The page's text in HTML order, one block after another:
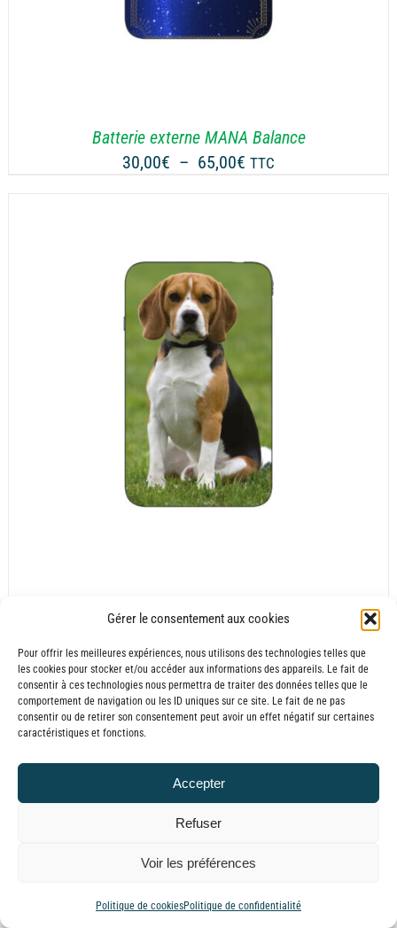
Gérer le consentement aux cookies
Pour offrir les meilleures expériences, nous utilisons des technologies telles que
les cookies pour stocker et/ou accéder aux informations des appareils. Le fait de
consentir à ces technologies nous permettra de traiter des données telles que le
comportement de navigation ou les ID uniques sur ce site. Le fait de ne pas
consentir ou de retirer son consentement peut avoir un effet négatif sur certaines
caractéristiques et fonctions.
Accepter
Refuser
Voir les préférences
Politique de cookiesPolitique de confidentialité
Batterie externe MANA Balance
30,00€ – 65,00€ Plage
65,00€
TTC
30,00€ – 65,00€ Plage
de
prix :
30,00€
à